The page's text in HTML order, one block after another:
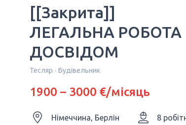
[[Закрита]]
ЛЕГАЛЬНА РОБОТА
ДОСВІДОМ
Тесляр Будівельник
1900 – 3000 €/місяць
Німеччина, Берлін 8